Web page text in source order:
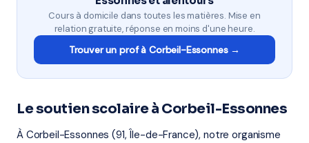
Cours à domicile dans toutes les matières. Mise en
relation gratuite, réponse en moins d'une heure.
Trouver un prof à Corbeil-Essonnes →
Le soutien scolaire à Corbeil-Essonnes
À Corbeil-Essonnes (91, Île-de-France), notre organisme